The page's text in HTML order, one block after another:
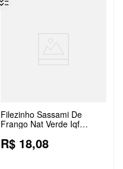
Filezinho Sassami De
Frango Nat Verde Iqf
R$ 18,08